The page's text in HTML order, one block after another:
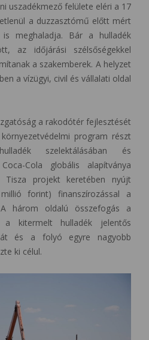
uszadékmező felülete eléri a 17
a duzzasztómű előtt mért
meghaladja. Bár a hulladék
az időjárási szélsőségekkel
a szakemberek. A helyzet
a vízügyi, civil és vállalati oldal
a rakodótér fejlesztését
program részt
szelektálásában és
Cola globális alapítványa
Tisza projekt keretében nyújt
forint) finanszírozással a
A három oldalú összefogás a
a kitermelt hulladék jelentős
és a folyó egyre nagyobb
ki célul.